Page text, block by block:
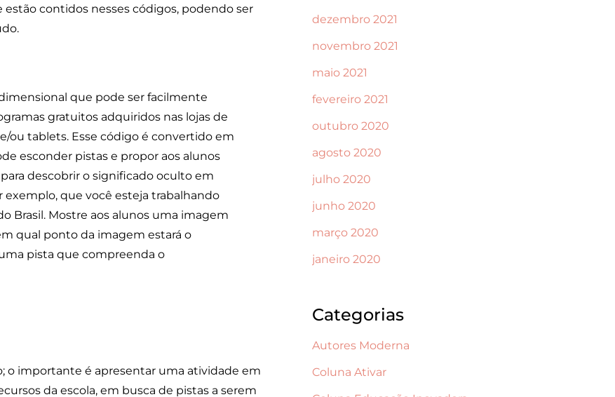
contidos nesses códigos, podendo ser
que pode ser facilmente
gratuitos adquiridos nas lojas de
ou tablets. Esse código é convertido em
esconder pistas e propor aos alunos
descobrir o significado oculto em
exemplo, que você esteja trabalhando
Brasil. Mostre aos alunos uma imagem
qual ponto da imagem estará o
pista que compreenda o
o importante é apresentar uma atividade em
da escola, em busca de pistas a serem
dezembro 2021
novembro 2021
maio 2021
fevereiro 2021
outubro 2020
agosto 2020
julho 2020
junho 2020
março 2020
janeiro 2020
Categorias
Autores Moderna
Coluna Ativar